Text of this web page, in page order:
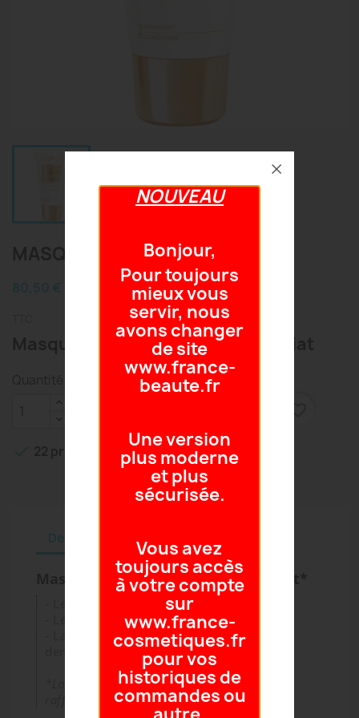
MASQUE LIFT SUMMUM
Masque Fermeté "Lifting" Immédiat
22 produits en stock
Détails du produit
Masque Fermeté "Lifting" immédiat*
- Les traits sont retendus, comme "liftés"
- Les rides et ridules sont lissées
- La peau est raffermie, visiblement "plus
*La peau paraît plus jeune. Le visage est
raffermi, comme "lifté".
NOUVEAU
Bonjour,
Pour toujours
mieux vous
servir, nous
avons changer
de site
www.france-
beaute.fr
Une version
plus moderne
et plus
sécurisée.
Vous avez
toujours accès
à votre compte
sur
www.france-
cosmetiques.fr
pour vos
historiques de
commandes ou